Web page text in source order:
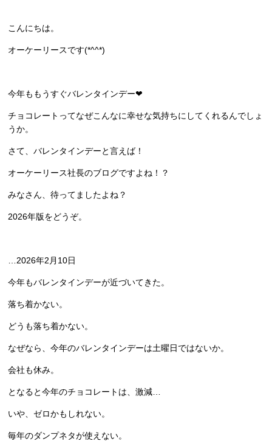
こんにちは。
オーケーリースです(*^^*)
今年ももうすぐバレンタインデー❤
チョコレートってなぜこんなに幸せな気持ちにしてくれるんでしょ
うか。
さて、バレンタインデーと言えば！
オーケーリース社長のブログですよね！？
みなさん、待ってましたよね？
2026年版をどうぞ。
…2026年2月10日
今年もバレンタインデーが近づいてきた。
落ち着かない。
どうも落ち着かない。
なぜなら、今年のバレンタインデーは土曜日ではないか。
会社も休み。
となると今年のチョコレートは、激減…
いや、ゼロかもしれない。
毎年のダンプネタが使えない。